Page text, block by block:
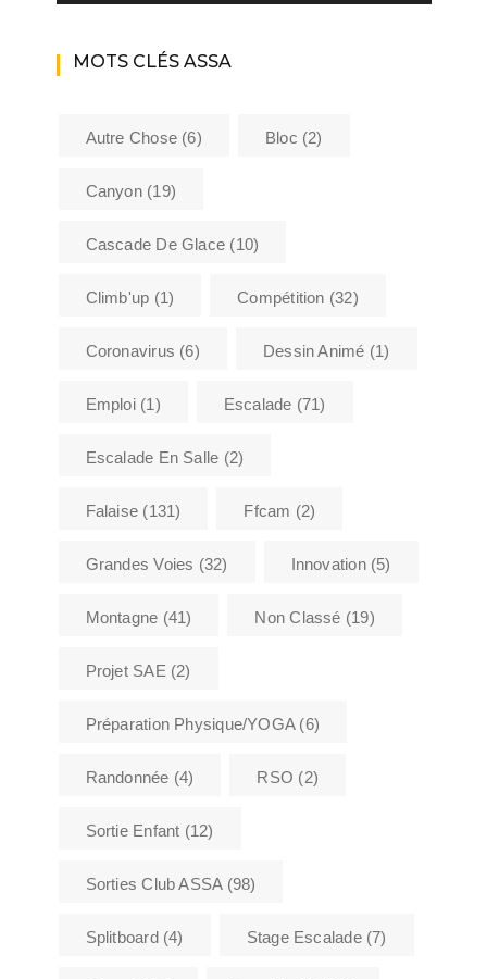
MOTS CLÉS ASSA
Autre Chose(6) Bloc (2)
Canyon(19)
Cascade De Glace (10)
Climb'up (1) Compétition (32)
Coronavirus (6) Dessin Animé (1)
Emploi(1) Escalade (71)
Escalade En Salle (2)
Falaise (131) Ffcam (2)
Grandes Voies (32) Innovation(5)
Montagne (41) Non Classé (19)
Projet SAE (2)
Préparation Physique/YOGA(6)
Randonnée (4) RSO (2)
Sortie Enfant (12)
Sorties Club ASSA(98)
Splitboard(4) Stage Escalade(7)